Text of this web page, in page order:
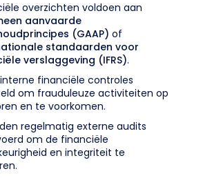
overzichten voldoen aan
aanvaarde
(GAAP) of
standaarden voor
verslaggeving (IFRS).
interne financiële controles
om frauduleuze activiteiten op
en te voorkomen.
regelmatig externe audits
om de financiële
en integriteit te